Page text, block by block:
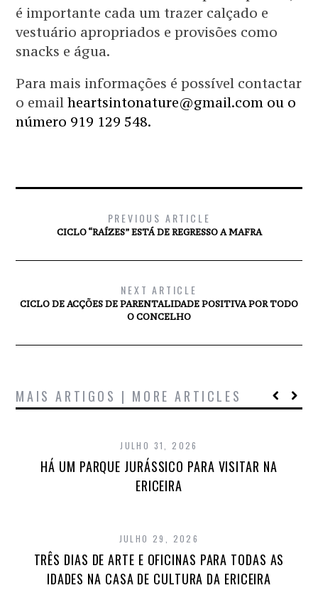
é importante cada um trazer calçado e
vestuário apropriados e provisões como
snacks e água.
Para mais informações é possível contactar
o emailheartsintonature@gmail.com ou o
número 919 129 548.
PREVIOUS ARTICLE
CICLO “RAÍZES” ESTÁ DE REGRESSO A MAFRA
NEXT ARTICLE
CICLO DE ACÇÕES DE PARENTALIDADE POSITIVA POR TODO
O CONCELHO
MAIS ARTIGOS | MORE ARTICLES
JULHO 31, 2026
HÁ UM PARQUE JURÁSSICO PARA VISITAR NA
ERICEIRA
JULHO 29, 2026
TRÊS DIAS DE ARTE E OFICINAS PARA TODAS AS
IDADES NA CASA DE CULTURA DA ERICEIRA